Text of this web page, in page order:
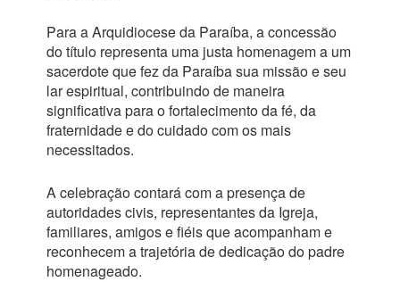
Para a Arquidiocese da Paraíba, a concessão
do título representa uma justa homenagem a um
sacerdote que fez da Paraíba sua missão e seu
lar espiritual, contribuindo de maneira
significativa para o fortalecimento da fé, da
fraternidade e do cuidado com os mais
necessitados.
A celebração contará com a presença de
autoridades civis, representantes da Igreja,
familiares, amigos e fiéis que acompanham e
reconhecem a trajetória de dedicação do padre
homenageado.